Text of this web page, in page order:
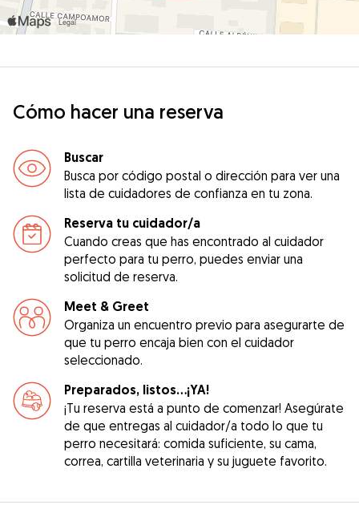
Cómo hacer una reserva
Buscar
Busca por código postal o dirección para ver una
lista de cuidadores de confianza en tu zona.
Reserva tu cuidador/a
Cuando creas que has encontrado al cuidador
perfecto para tu perro, puedes enviar una
solicitud de reserva.
Meet & Greet
Organiza un encuentro previo para asegurarte de
que tu perro encaja bien con el cuidador
seleccionado.
Preparados, listos...¡YA!
¡Tu reserva está a punto de comenzar! Asegúrate
de que entregas al cuidador/a todo lo que tu
perro necesitará: comida suficiente, su cama,
correa, cartilla veterinaria y su juguete favorito.